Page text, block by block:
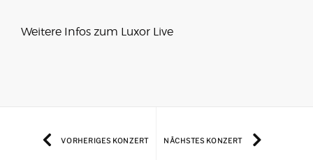
Weitere Infos zum Luxor Live
VORHERIGES KONZERT NÄCHSTES KONZERT